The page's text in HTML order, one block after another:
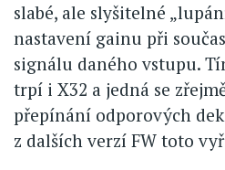
slabé, ale slyšitelné
nastavení gainu při
signálu daného vstupu.
trpí i X32 a jedná se
přepínání odporových
z dalších verzí FW toto